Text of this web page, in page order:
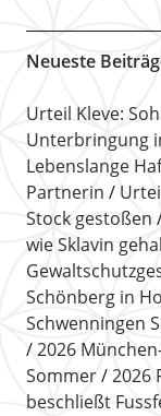
Neueste
Urteil Kleve:
Unterbringung
Lebenslange
Partnerin
Stock gestoßen
wie Sklavin
Schönberg in
Schwenningen
2026
Sommer
2026
beschließt